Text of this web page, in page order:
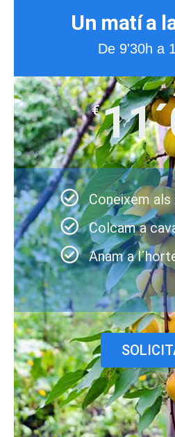
Un matí a
De 9'30h a
€
Coneixem als
Colcam a
Anam a